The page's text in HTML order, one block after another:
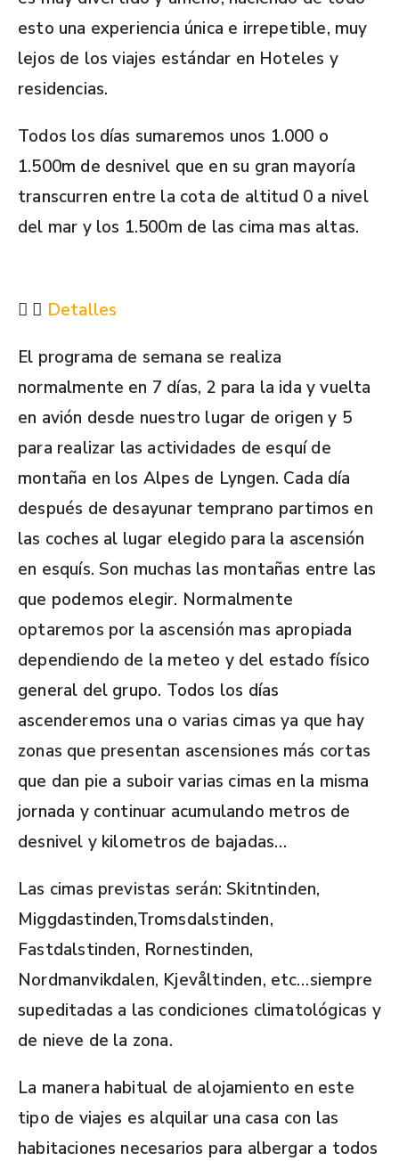
esto una experiencia única e irrepetible, muy
lejos de los viajes estándar en Hoteles y
residencias.
Todos los días sumaremos unos 1.000 o
1.500m de desnivel que en su gran mayoría
transcurren entre la cota de altitud 0 a nivel
del mar y los 1.500m de las cima mas altas.
Detalles
El programa de semana se realiza
normalmente en 7 días, 2 para la ida y vuelta
en avión desde nuestro lugar de origen y 5
para realizar las actividades de esquí de
montaña en los Alpes de Lyngen. Cada día
después de desayunar temprano partimos en
las coches al lugar elegido para la ascensión
en esquís. Son muchas las montañas entre las
que podemos elegir. Normalmente
optaremos por la ascensión mas apropiada
dependiendo de la meteo y del estado físico
general del grupo. Todos los días
ascenderemos una o varias cimas ya que hay
zonas que presentan ascensiones más cortas
que dan pie a suboir varias cimas en la misma
jornada y continuar acumulando metros de
desnivel y kilometros de bajadas…
Las cimas previstas serán: Skitntinden,
Miggdastinden,Tromsdalstinden,
Fastdalstinden, Rornestinden,
Nordmanvikdalen, Kjevåltinden, etc…siempre
supeditadas a las condiciones climatológicas y
de nieve de la zona.
La manera habitual de alojamiento en este
tipo de viajes es alquilar una casa con las
habitaciones necesarios para albergar a todos